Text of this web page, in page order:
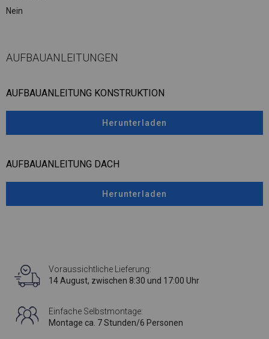
Nein
AUFBAUANLEITUNGEN
AUFBAUANLEITUNG KONSTRUKTION
Herunterladen
AUFBAUANLEITUNG DACH
Herunterladen
Voraussichtliche Lieferung:
14 August, zwischen 8:30 und 17:00 Uhr
Einfache Selbstmontage:
Montage ca. 7 Stunden/6 Personen